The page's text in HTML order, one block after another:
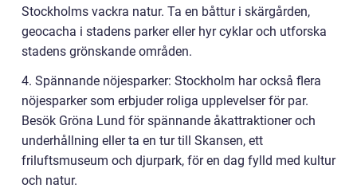
Stockholms vackra natur. Ta en båttur i skärgården,
geocacha i stadens parker eller hyr cyklar och utforska
stadens grönskande områden.
4. Spännande nöjesparker: Stockholm har också flera
nöjesparker som erbjuder roliga upplevelser för par.
Besök Gröna Lund för spännande åkattraktioner och
underhållning eller ta en tur till Skansen, ett
friluftsmuseum och djurpark, för en dag fylld med kultur
och natur.